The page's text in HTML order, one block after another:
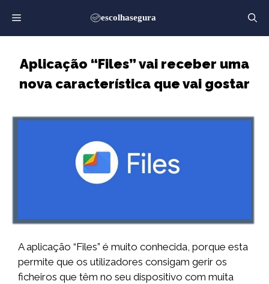
para
o
Aplicação “Files” vai receber uma
nova característica que vai gostar
A aplicação “Files” é muito conhecida, porque esta
permite que os utilizadores consigam gerir os
ficheiros que têm no seu dispositivo com muita